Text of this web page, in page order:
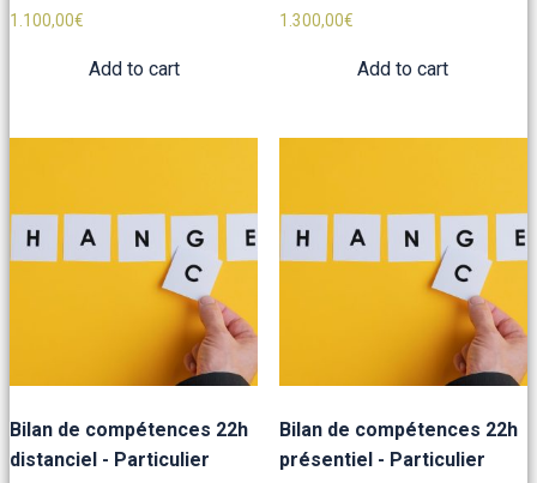
1.100,00€
Add to cart
1.300,00€
Add to cart
Bilan de compétences 22h
distanciel - Particulier
Bilan de compétences 22h
présentiel - Particulier